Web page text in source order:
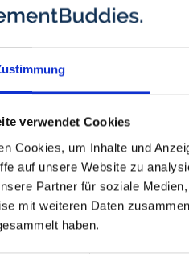
verwendet Cookies
Cookies, um Inhalte und
auf unsere Website zu
Partner für soziale
mit weiteren Daten
haben.
zur Vorkasse
in der
Lieferanten oft erst
Du gute Kontakte zu
aus dem Markt
eine